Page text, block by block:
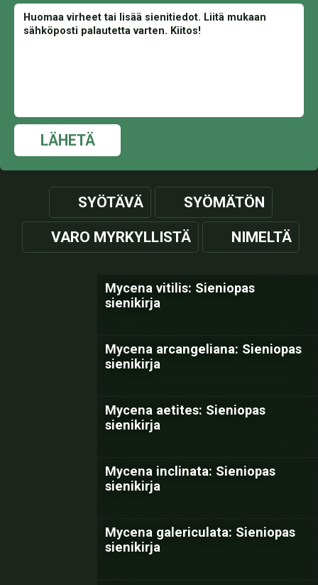
LÄHETÄ
SYÖTÄVÄ SYÖMÄTÖN
VARO MYRKYLLISTÄ NIMELTÄ
Mycena vitilis: Sieniopas
sienikirja
Mycena arcangeliana: Sieniopas
sienikirja
Mycena aetites: Sieniopas
sienikirja
Mycena inclinata: Sieniopas
sienikirja
Mycena galericulata: Sieniopas
sienikirja